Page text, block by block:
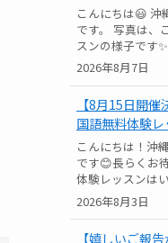
2026年8月7日
こんにちは😃 沖
です。 写真は、
スンの様子です
【8月15日開
国語無料体験
2026年8月3日
こんにちは！沖
です😊長らくお
体験レッスンは
【嬉しいご報